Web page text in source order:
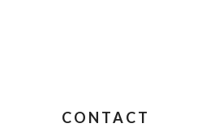
CONTACT